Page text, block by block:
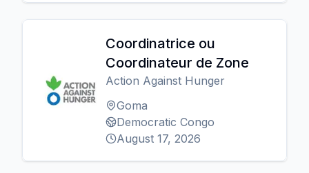
Coordinatrice ou
Coordinateur de Zone
Action Against Hunger
Goma
Democratic Congo
August 17, 2026